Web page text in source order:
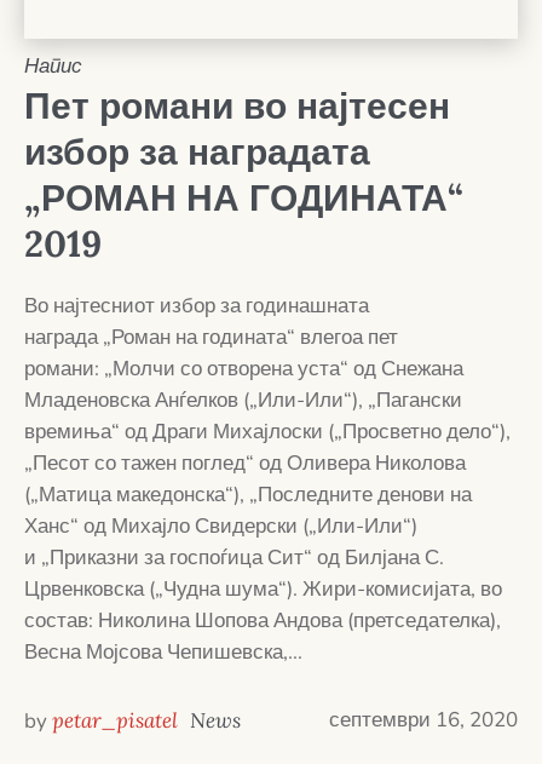
Напис
Пет романи во најтесен
избор за наградата
„РОМАН НА ГОДИНАТА“
2019
Во најтесниот избор за годинашната
награда „Роман на годината“ влегоа пет
романи: „Молчи со отворена уста“ од Снежана
Младеновска Анѓелков („Или-Или“), „Пагански
времиња“ од Драги Михајлоски („Просветно дело“),
„Песот со тажен поглед“ од Оливера Николова
(„Матица македонска“), „Последните денови на
Ханс“ од Михајло Свидерски („Или-Или“)
и „Приказни за госпоѓица Сит“ од Билјана С.
Црвенковска („Чудна шума“). Жири-комисијата, во
состав: Николина Шопова Андова (претседателка),
Весна Мојсова Чепишевска,...
септември 16, 2020
bypetar_pisatel News